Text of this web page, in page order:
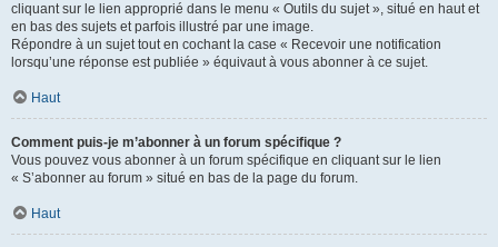
cliquant sur le lien approprié dans le menu « Outils du sujet », situé en haut et
en bas des sujets et parfois illustré par une image.
Répondre à un sujet tout en cochant la case « Recevoir une notification
lorsqu’une réponse est publiée » équivaut à vous abonner à ce sujet.
Haut
Comment puis-je m’abonner à un forum spécifique ?
Vous pouvez vous abonner à un forum spécifique en cliquant sur le lien
« S’abonner au forum » situé en bas de la page du forum.
Haut